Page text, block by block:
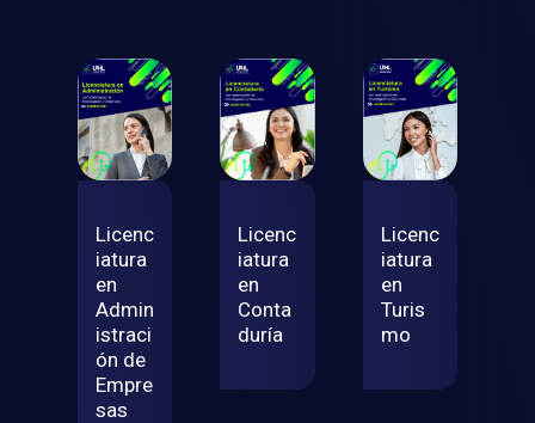
Licenc
iatura
en
Admin
istraci
ón de
Empre
sas
Licenc
iatura
en
Conta
duría
Licenc
iatura
en
Turis
mo